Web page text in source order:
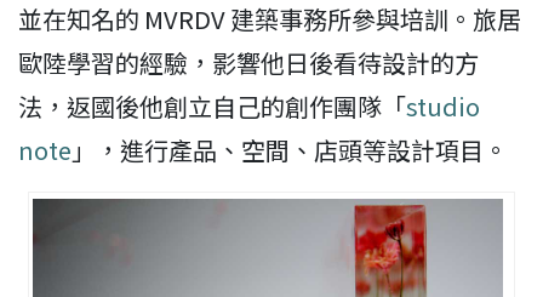
並在知名的 MVRDV 建築事務所參與培訓。旅居
歐陸學習的經驗，影響他日後看待設計的方
法，返國後他創立自己的創作團隊「studio
note 」，進行產品、空間、店頭等設計項目。